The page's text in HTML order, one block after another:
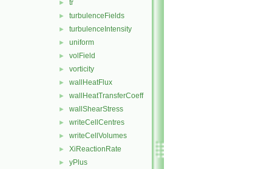
► tr
► turbulenceFields
► turbulenceIntensity
► uniform
► volField
► vorticity
► wallHeatFlux
► wallHeatTransferCoeff
► wallShearStress
► writeCellCentres
► writeCellVolumes
► XiReactionRate
► yPlus